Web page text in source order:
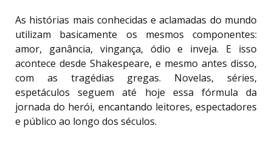
As histórias mais conhecidas e aclamadas do mundo
utilizam basicamente os mesmos componentes:
amor, ganância, vingança, ódio e inveja. E isso
acontece desde Shakespeare, e mesmo antes disso,
com as tragédias gregas. Novelas, séries,
espetáculos seguem até hoje essa fórmula da
jornada do herói, encantando leitores, espectadores
e público ao longo dos séculos.